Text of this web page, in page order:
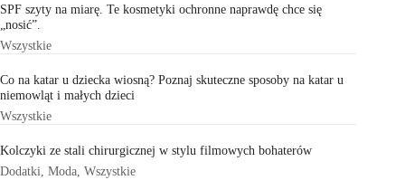
SPF szyty na miarę. Te kosmetyki ochronne naprawdę chce się
„nosić”.
Wszystkie
Co na katar u dziecka wiosną? Poznaj skuteczne sposoby na katar u
niemowląt i małych dzieci
Wszystkie
Kolczyki ze stali chirurgicznej w stylu filmowych bohaterów
Dodatki Moda Wszystkie